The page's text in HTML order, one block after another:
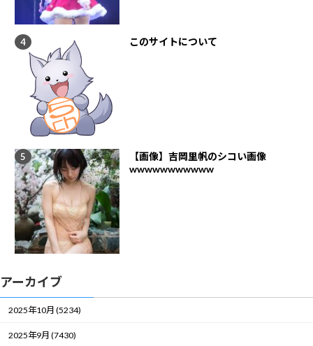
このサイトについて
【画像】吉岡里帆のシコい画像
wwwwwwwwwww
アーカイブ
2025年10月 (5234)
2025年9月 (7430)